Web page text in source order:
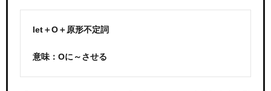
let＋O＋原形不定詞
意味：Oに～させる